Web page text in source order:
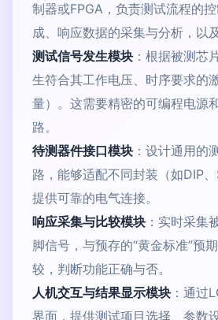
制器或FPGA，负责测试流程的
成、响应数据的采集与分析，以
测试信号发生模块 ：根据被测芯
生符合其工作电压、时序要求的
量）。这需要精密的可编程电源
路。
待测器件接口模块 ：设计通用的
路，能够适配不同封装（如DIP
提供可靠的电气连接。
响应采集与比较模块 ：实时采集
脚信号，与预存的“黄金标准”预
较，判断功能正确与否。
人机交互与结果显示模块 ：通过
界面，提供测试项目选择、参数